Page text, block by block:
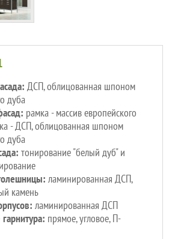
ДСП, облицованная шпоном
дуба
рамка - массив европейского
- ДСП, облицованная шпоном
дуба
тонирование "белый дуб" и
ламинированная ДСП,
камень
ламинированная ДСП
прямое, угловое, П-